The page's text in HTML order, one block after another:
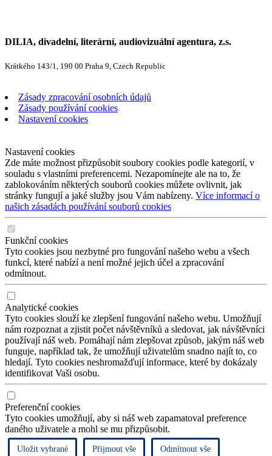
DILIA, divadelní, literární, audiovizuální agentura, z.s.
Krátkého 143/1, 190 00 Praha 9, Czech Republic
Zásady zpracování osobních údajů
Zásady používání cookies
Nastavení cookies
Nastavení cookies
Zde máte možnost přizpůsobit soubory cookies podle kategorií, v
souladu s vlastními preferencemi. Nezapomínejte ale na to, že
zablokováním některých souborů cookies můžete ovlivnit, jak
stránky fungují a jaké služby jsou Vám nabízeny. Více informací o
našich zásadách používání souborů cookies
Funkční cookies
Tyto cookies jsou nezbytné pro fungování našeho webu a všech
funkcí, které nabízí a není možné jejich účel a zpracování
odmítnout.
Analytické cookies
Tyto cookies slouží ke zlepšení fungování našeho webu. Umožňují
nám rozpoznat a zjistit počet návštěvníků a sledovat, jak návštěvníci
používají náš web. Pomáhají nám zlepšovat způsob, jakým náš web
funguje, například tak, že umožňují uživatelům snadno najít to, co
hledají. Tyto cookies neshromažďují informace, které by dokázaly
identifikovat Vaši osobu.
Preferenční cookies
Tyto cookies umožňují, aby si náš web zapamatoval preference
daného uživatele a mohl se mu přizpůsobit.
Uložit vybrané Přijmout vše Odmítnout vše